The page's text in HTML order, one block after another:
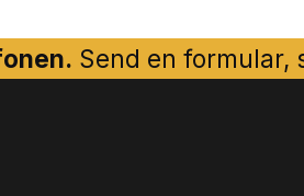
Send en formular,